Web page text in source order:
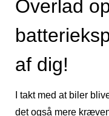
Overlad
af dig!
I takt med at biler
det også mere